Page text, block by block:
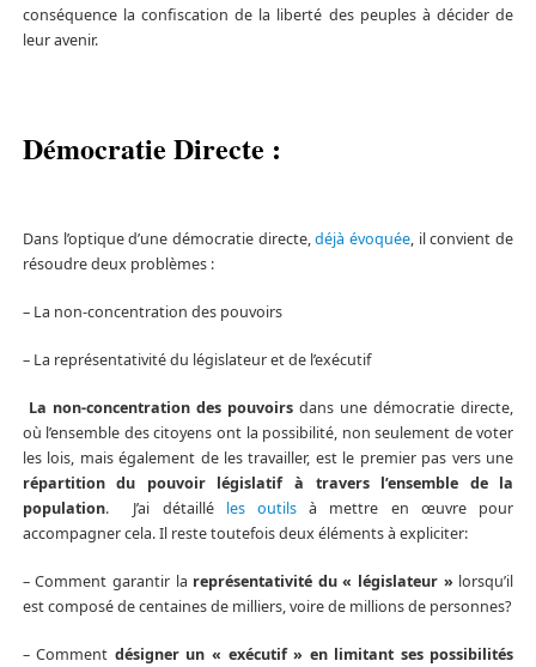
conséquence la confiscation de la liberté des peuples à décider de
leur avenir.
Démocratie Directe :
Dans l’optique d’une démocratie directe,déjà évoquée, il convient de
résoudre deux problèmes :
– La non-concentration des pouvoirs
– La représentativité du législateur et de l’exécutif
La non-concentration des pouvoirs dans une démocratie directe,
où l’ensemble des citoyens ont la possibilité, non seulement de voter
les lois, mais également de les travailler, est le premier pas vers une
répartition du pouvoir législatif à travers l’ensemble de la
population. J’ai détaillé les outils à mettre en œuvre pour
accompagner cela. Il reste toutefois deux éléments à expliciter:
– Comment garantir la représentativité du « législateur » lorsqu’il
est composé de centaines de milliers, voire de millions de personnes?
– Comment désigner un « exécutif » en limitant ses possibilités